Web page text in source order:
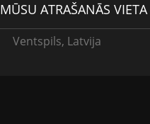
MŪSU ATRAŠANĀS VIETA
Ventspils, Latvija